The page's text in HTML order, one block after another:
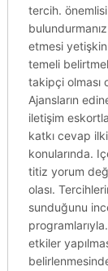
tercih.
etmesi
temeli
takipçi olması
Ajansların
iletişim
katkı cevap
konularında.
titiz yorum
olası.
sunduğunu
etkiler